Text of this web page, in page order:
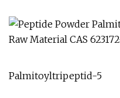
Palmitoyltripeptid-5